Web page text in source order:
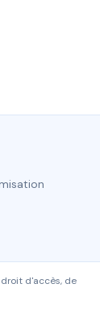
d'accès, de